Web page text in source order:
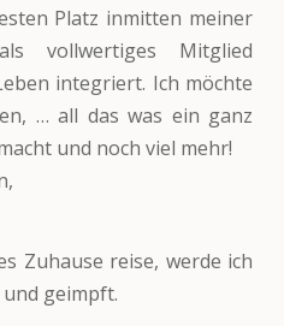
Platz inmitten meiner
vollwertiges Mitglied
integriert. Ich möchte
… all das was ein ganz
und noch viel mehr!
Zuhause reise, werde ich
geimpft.